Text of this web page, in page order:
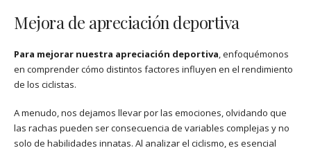
Mejora de apreciación deportiva
Para mejorar nuestra apreciación deportiva, enfoquémonos
en comprender cómo distintos factores influyen en el rendimiento
de los ciclistas.
A menudo, nos dejamos llevar por las emociones, olvidando que
las rachas pueden ser consecuencia de variables complejas y no
solo de habilidades innatas. Al analizar el ciclismo, es esencial